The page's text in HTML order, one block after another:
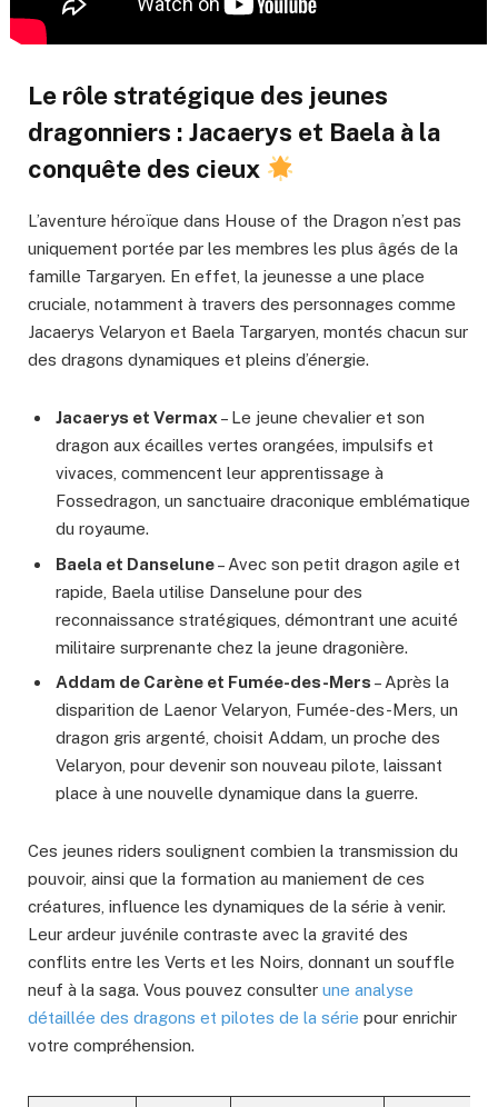
Le rôle stratégique des jeunes
dragonniers : Jacaerys et Baela à la
conquête des cieux
L’aventure héroïque dans House of the Dragon n’est pas
uniquement portée par les membres les plus âgés de la
famille Targaryen. En effet, la jeunesse a une place
cruciale, notamment à travers des personnages comme
Jacaerys Velaryon et Baela Targaryen, montés chacun sur
des dragons dynamiques et pleins d’énergie.
Jacaerys et Vermax – Le jeune chevalier et son
dragon aux écailles vertes orangées, impulsifs et
vivaces, commencent leur apprentissage à
Fossedragon, un sanctuaire draconique emblématique
du royaume.
Baela et Danselune– Avec son petit dragon agile et
rapide, Baela utilise Danselune pour des
reconnaissance stratégiques, démontrant une acuité
militaire surprenante chez la jeune dragonière.
Addam de Carène et Fumée-des-Mers – Après la
disparition de Laenor Velaryon, Fumée-des-Mers, un
dragon gris argenté, choisit Addam, un proche des
Velaryon, pour devenir son nouveau pilote, laissant
place à une nouvelle dynamique dans la guerre.
Ces jeunes riders soulignent combien la transmission du
pouvoir, ainsi que la formation au maniement de ces
créatures, influence les dynamiques de la série à venir.
Leur ardeur juvénile contraste avec la gravité des
conflits entre les Verts et les Noirs, donnant un souffle
neuf à la saga. Vous pouvez consulter une analyse
détaillée des dragons et pilotes de la série pour enrichir
votre compréhension.